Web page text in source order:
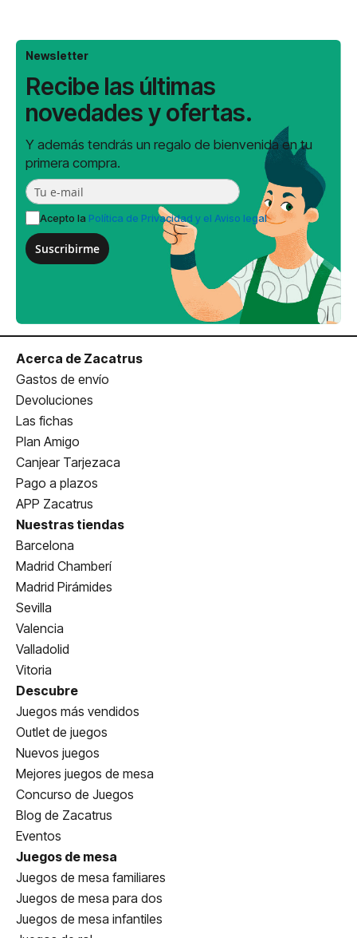
Newsletter
Recibe las últimas
novedades y ofertas.
Y además tendrás un regalo de bienvenida en tu
primera compra.
Acepto la Política de Privacidad y el Aviso legal
Suscribirme
Acerca de Zacatrus
Gastos de envío
Devoluciones
Las fichas
Plan Amigo
Canjear Tarjezaca
Pago a plazos
APP Zacatrus
Nuestras tiendas
Barcelona
Madrid Chamberí
Madrid Pirámides
Sevilla
Valencia
Valladolid
Vitoria
Descubre
Juegos más vendidos
Outlet de juegos
Nuevos juegos
Mejores juegos de mesa
Concurso de Juegos
Blog de Zacatrus
Eventos
Juegos de mesa
Juegos de mesa familiares
Juegos de mesa para dos
Juegos de mesa infantiles